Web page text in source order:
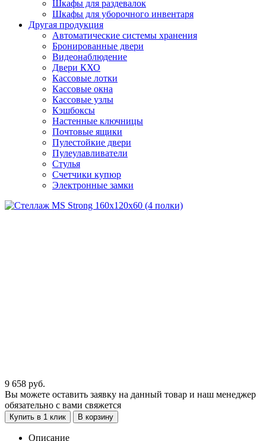
Шкафы для раздевалок
Шкафы для уборочного инвентаря
Другая продукция
Автоматические системы хранения
Бронированные двери
Видеонаблюдение
Двери КХО
Кассовые лотки
Кассовые окна
Кассовые узлы
Кэшбоксы
Настенные ключницы
Почтовые ящики
Пулестойкие двери
Пулеулавливатели
Стулья
Счетчики купюр
Электронные замки
9 658 руб.
Вы можете оставить заявку на данный товар и наш менеджер
обязательно с вами свяжется
Купить в 1 клик В корзину
Описание